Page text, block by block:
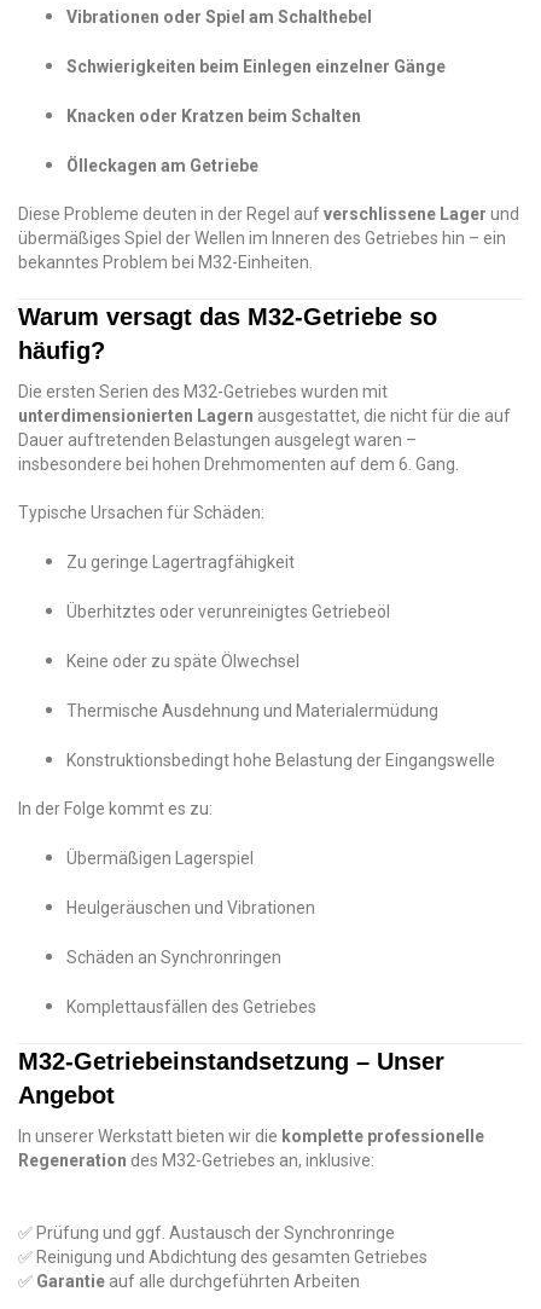
Vibrationen oder Spiel am Schalthebel
Schwierigkeiten beim Einlegen einzelner Gänge
Knacken oder Kratzen beim Schalten
Ölleckagen am Getriebe
Diese Probleme deuten in der Regel aufverschlissene Lager und
übermäßiges Spiel der Wellen im Inneren des Getriebes hin – ein
bekanntes Problem bei M32-Einheiten.
Warum versagt das M32-Getriebe so
häufig?
Die ersten Serien des M32-Getriebes wurden mit
unterdimensionierten Lagern ausgestattet, die nicht für die auf
Dauer auftretenden Belastungen ausgelegt waren –
insbesondere bei hohen Drehmomenten auf dem 6. Gang.
Typische Ursachen für Schäden:
Zu geringe Lagertragfähigkeit
Überhitztes oder verunreinigtes Getriebeöl
Keine oder zu späte Ölwechsel
Thermische Ausdehnung und Materialermüdung
Konstruktionsbedingt hohe Belastung der Eingangswelle
In der Folge kommt es zu:
Übermäßigen Lagerspiel
Heulgeräuschen und Vibrationen
Schäden an Synchronringen
Komplettausfällen des Getriebes
M32-Getriebeinstandsetzung – Unser
Angebot
In unserer Werkstatt bieten wir die komplette professionelle
Regeneration des M32-Getriebes an, inklusive:
✅ Prüfung und ggf. Austausch der Synchronringe
✅ Reinigung und Abdichtung des gesamten Getriebes
✅ Garantie auf alle durchgeführten Arbeiten